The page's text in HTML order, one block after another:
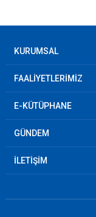
KURUMSAL
FAALİYETLERİMİZ
E-KÜTÜPHANE
GÜNDEM
İLETİŞİM